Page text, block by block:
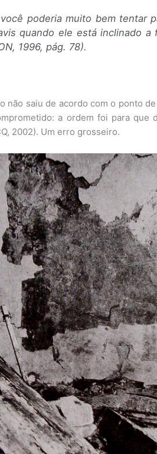
poderia muito bem tentar
quando ele está inclinado a
1996, pág. 78).
não saiu de acordo com o ponto
a ordem foi para que
2002). Um erro grosseiro.